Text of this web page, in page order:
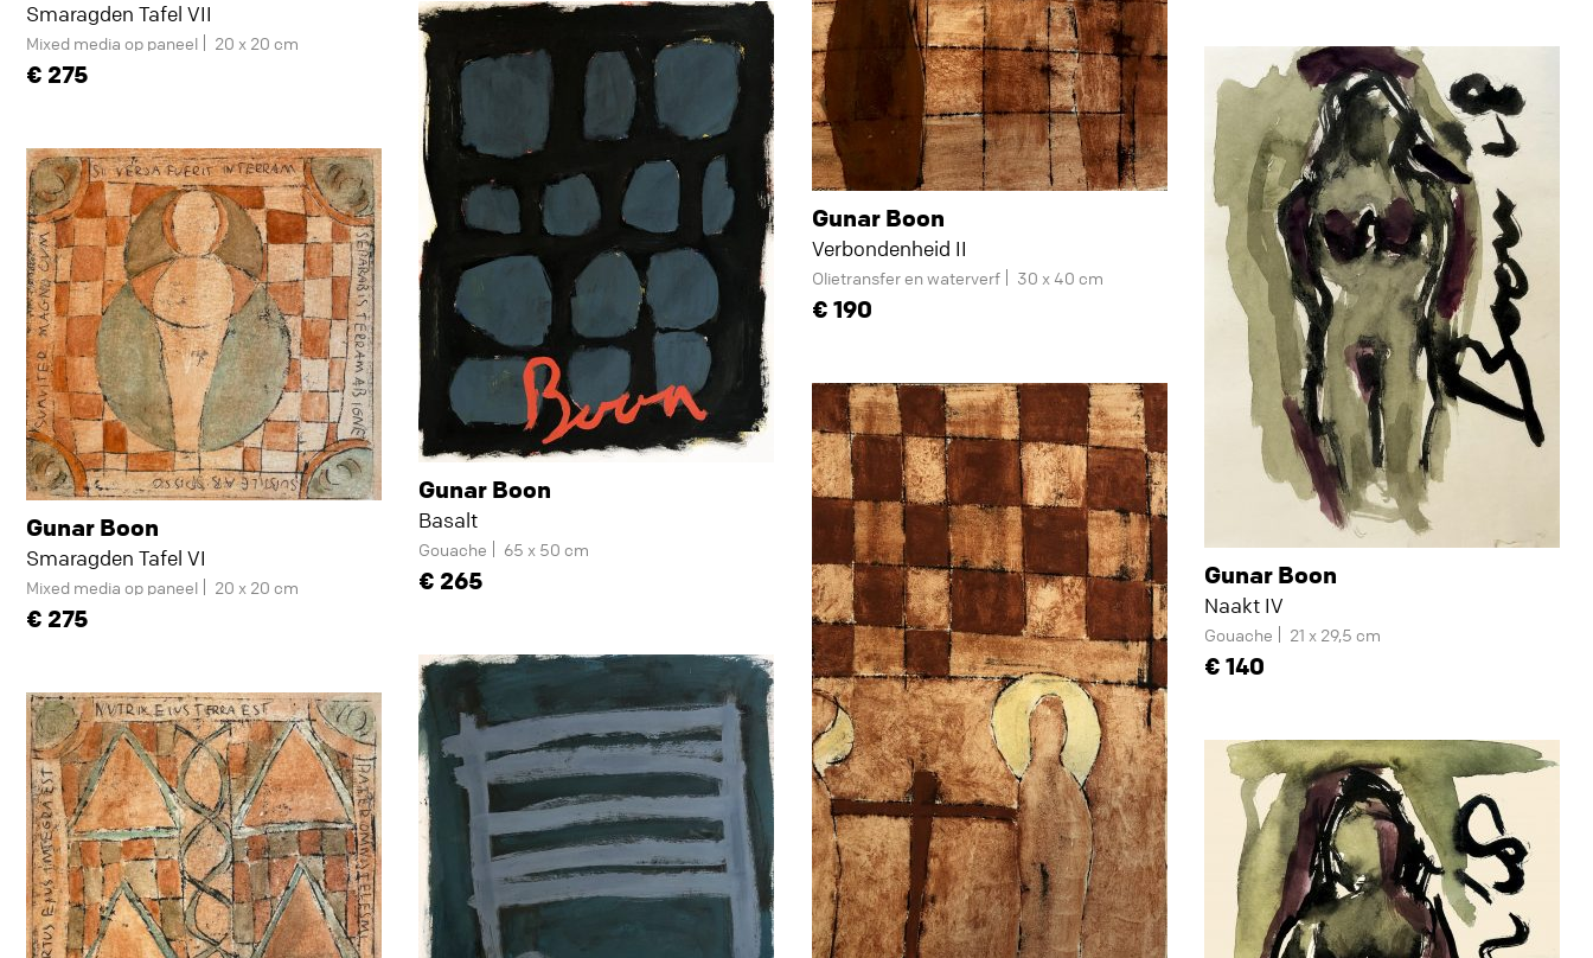
Smaragden Tafel VII
Mixed media op paneel 20 x 20 cm
275
Gunar Boon
Smaragden Tafel VI
Mixed media op paneel 20 x 20 cm
275
Gunar Boon
Basalt
Gouache 65 x 50 cm
265
Gunar Boon
Verbondenheid II
Olietransfer en waterverf 30 x 40 cm
190
Gunar Boon
Naakt IV
Gouache 21 x 29,5 cm
140